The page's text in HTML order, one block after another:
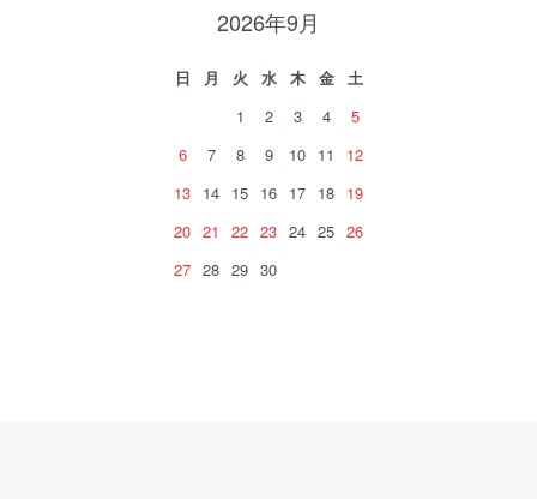
2026年9月
日 月 火 水 木 金
土
1
2 3 4
5
6
7 8 9 10 11
12
13 14 15 16 17 18 19
20 21 22 23 24 25 26
27 28 29 30